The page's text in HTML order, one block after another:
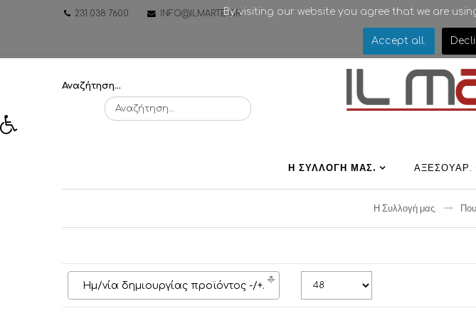
231 038 7600. INFO@ILMARTE.GR.
Αναζήτηση...
Η ΣΥΛΛΟΓΉ ΜΑΣ. ΑΞΕΣΟΥΑΡ
Η Συλλογή μας.
Ημ/νία δημιουργίας προϊόντος -/+.
By visiting our website you agree that we are
Accept all.